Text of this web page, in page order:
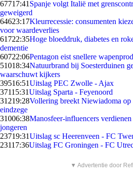
67717:41 Spanje volgt Italië met
geweigerd
64623:17Kleurrecessie: consumenten
voor waardeverlies
61722:35Hoge bloeddruk, diabetes en
dementie
60722:06Pentagon eist snellere
51018:34Natuurbrand bij Soesterduinen
waarschuwt kijkers
39516:51Uitslag PEC Zwolle - Ajax
37115:31Uitslag Sparta - Feyenoord
31219:28Vollering breekt Niewiadoma
eindzege
31006:38Manosfeer-influencers
jongeren
23719:31Uitslag sc Heerenveen - FC
23117:36Uitslag FC Groningen - FC
▼ Advertentie door